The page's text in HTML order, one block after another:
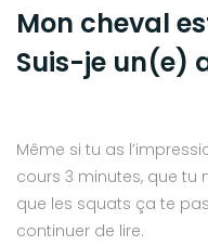
Mon cheval
Suis-je un(e)
Même si tu as
cours 3 minutes, que tu
que les squats ça te
continuer de lire.